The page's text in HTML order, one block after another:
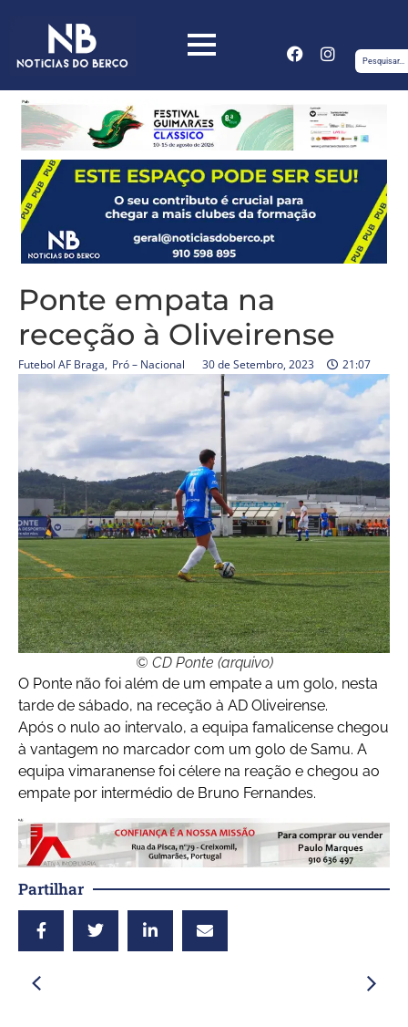
Ponte empata na
receção à Oliveirense
Futebol AF Braga, Pró – Nacional 30 de Setembro, 2023 21:07
© CD Ponte (arquivo)
O Ponte não foi além de um empate a um golo, nesta
tarde de sábado, na receção à AD Oliveirense.
Após o nulo ao intervalo, a equipa famalicense chegou
à vantagem no marcador com um golo de Samu. A
equipa vimaranense foi célere na reação e chegou ao
empate por intermédio de Bruno Fernandes.
Partilhar